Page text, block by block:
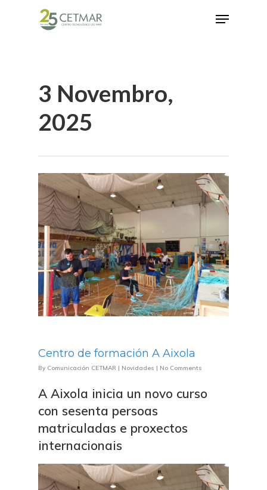
3 Novembro,
2025
Centro de formación A Aixola
By Comunicación CETMAR | Novidades | No Comments
A Aixola inicia un novo curso
con sesenta persoas
matriculadas e proxectos
internacionais